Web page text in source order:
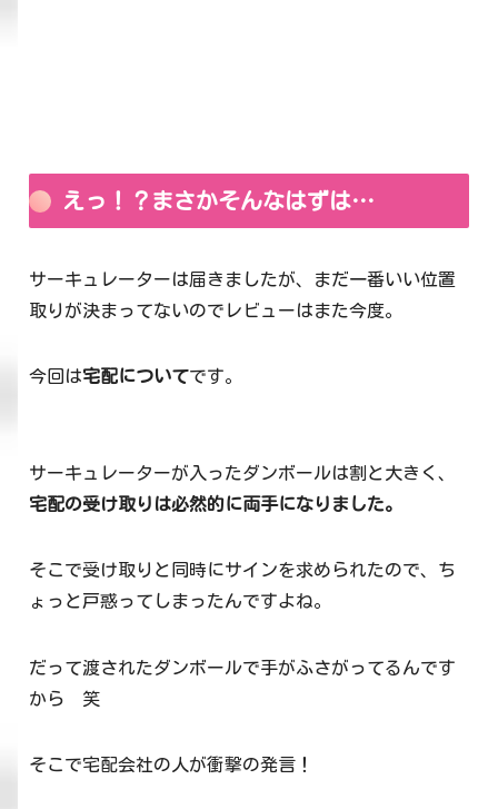
えっ！？まさかそんなはずは…
サーキュレーターは届きましたが、まだ一番いい位置
取りが決まってないのでレビューはまた今度。
今回は宅配についてです。
サーキュレーターが入ったダンボールは割と大きく、
宅配の受け取りは必然的に両手になりました。
そこで受け取りと同時にサインを求められたので、ち
ょっと戸惑ってしまったんですよね。
だって渡されたダンボールで手がふさがってるんです
から 笑
そこで宅配会社の人が衝撃の発言！